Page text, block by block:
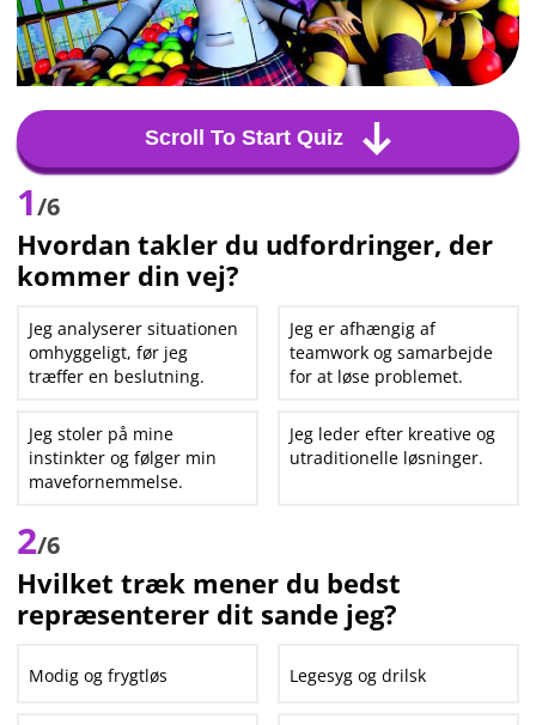
Scroll To Start Quiz
1/6
Hvordan takler du udfordringer, der
kommer din vej?
Jeg analyserer situationen
omhyggeligt, før jeg
træffer en beslutning.
Jeg er afhængig af
teamwork og samarbejde
for at løse problemet.
Jeg stoler på mine
instinkter og følger min
mavefornemmelse.
Jeg leder efter kreative og
utraditionelle løsninger.
2/6
Hvilket træk mener du bedst
repræsenterer dit sande jeg?
Modig og frygtløs Legesyg og drilsk